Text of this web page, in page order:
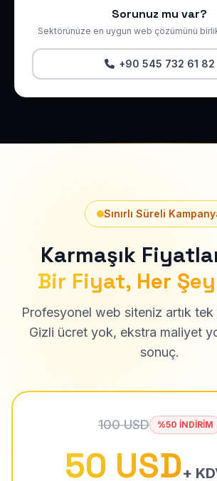
Sorunuz mu var?
Sektörünüze en uygun web çözümünü
+90 545 732 61 82
Sınırlı Süreli
Karmaşık
Bir Fiyat, Her
Profesyonel web siteniz artık
Gizli ücret yok, ekstra maliyet
sonuç.
100 USD %50 İNDİRİM
50 USD+